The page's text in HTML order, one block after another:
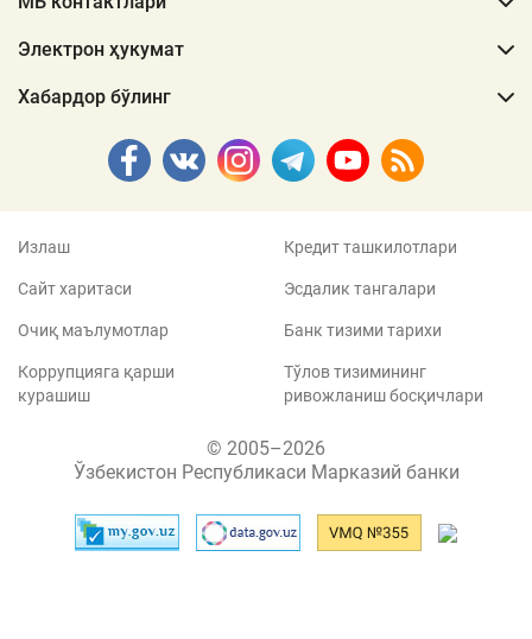
Электрон ҳукумат
Хабардор бўлинг
Излаш
Сайт харитаси
Очиқ маълумотлар
Коррупцияга қарши
курашиш
Кредит ташкилотлари
Эсдалик тангалари
Банк тизими тарихи
Тўлов тизимининг
ривожланиш босқичлари
© 2005–2026
Ўзбекистон Республикаси Марказий банки